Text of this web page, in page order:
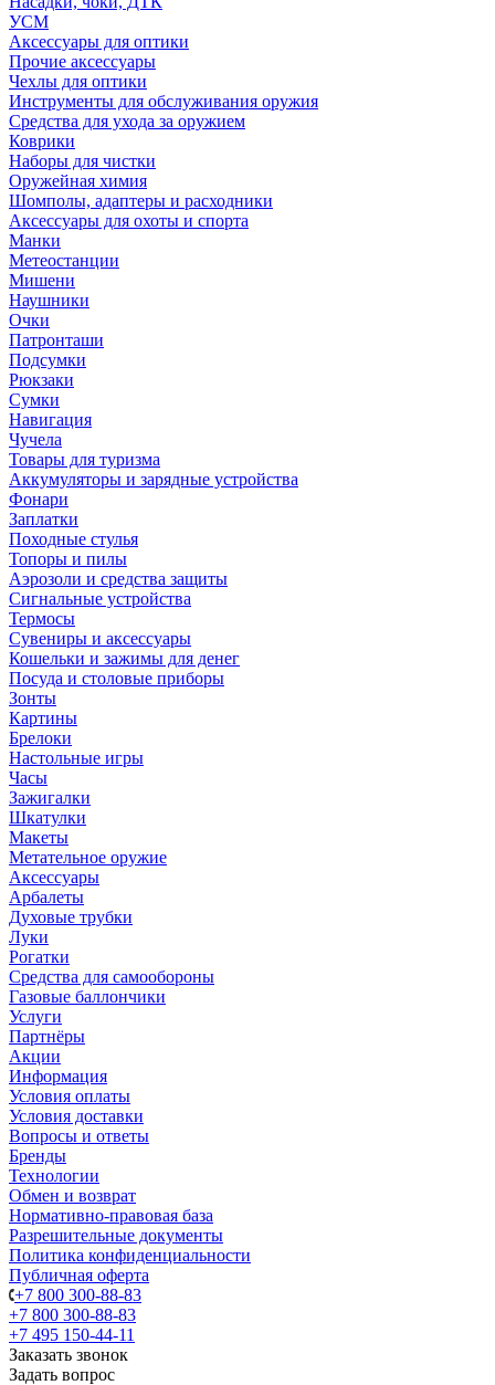
УСМ
Аксессуары для оптики
Прочие аксессуары
Чехлы для оптики
Инструменты для обслуживания оружия
Средства для ухода за оружием
Коврики
Наборы для чистки
Оружейная химия
Шомполы, адаптеры и расходники
Аксессуары для охоты и спорта
Манки
Метеостанции
Мишени
Наушники
Очки
Патронташи
Подсумки
Рюкзаки
Сумки
Навигация
Чучела
Товары для туризма
Аккумуляторы и зарядные устройства
Фонари
Заплатки
Походные стулья
Топоры и пилы
Аэрозоли и средства защиты
Сигнальные устройства
Термосы
Сувениры и аксессуары
Кошельки и зажимы для денег
Посуда и столовые приборы
Зонты
Картины
Брелоки
Настольные игры
Часы
Зажигалки
Шкатулки
Макеты
Метательное оружие
Аксессуары
Арбалеты
Духовые трубки
Луки
Рогатки
Средства для самообороны
Газовые баллончики
Услуги
Партнёры
Акции
Информация
Условия оплаты
Условия доставки
Вопросы и ответы
Бренды
Технологии
Обмен и возврат
Нормативно-правовая база
Разрешительные документы
Политика конфиденциальности
Публичная оферта
+7 800 300-88-83
+7 800 300-88-83
+7 495 150-44-11
Заказать звонок
Задать вопрос